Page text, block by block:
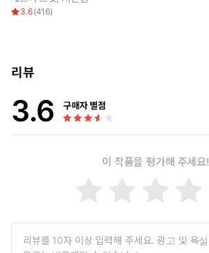
3.6(416)
리뷰
3.6 구매자 별점
이 작품을 평가해 주세요!